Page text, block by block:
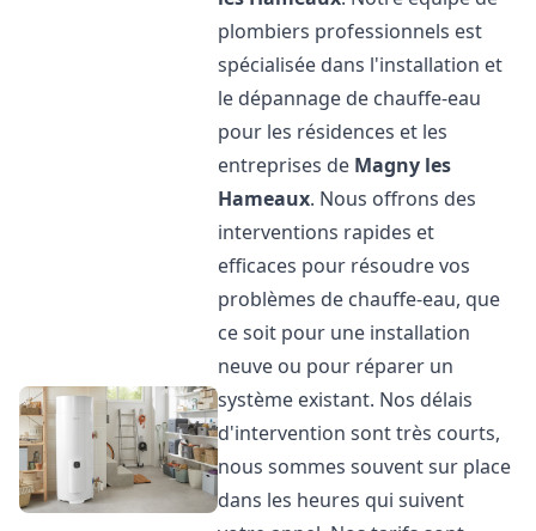
plombiers professionnels est
spécialisée dans l'installation et
le dépannage de chauffe-eau
pour les résidences et les
entreprises de Magny les
Hameaux. Nous offrons des
interventions rapides et
efficaces pour résoudre vos
problèmes de chauffe-eau, que
ce soit pour une installation
neuve ou pour réparer un
système existant. Nos délais
d'intervention sont très courts,
nous sommes souvent sur place
dans les heures qui suivent